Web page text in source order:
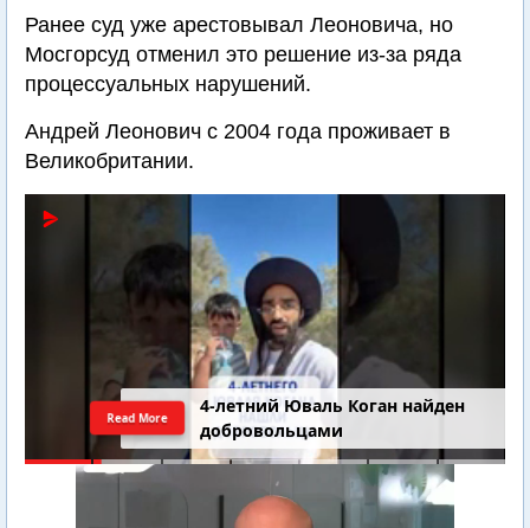
Ранее суд уже арестовывал Леоновича, но
Мосгорсуд отменил это решение из-за ряда
процессуальных нарушений.
Андрей Леонович с 2004 года проживает в
Великобритании.
4-летний Юваль Коган найден
добровольцами
Read More